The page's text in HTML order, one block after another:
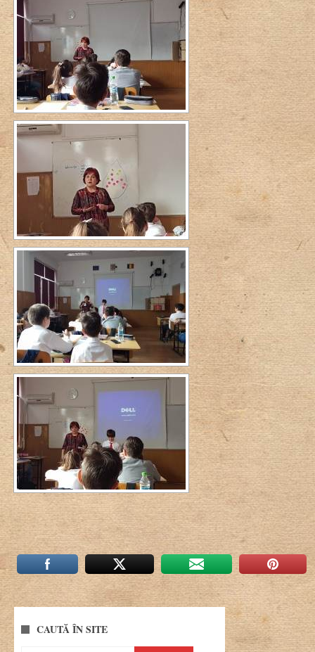
CAUTĂ ÎN SITE